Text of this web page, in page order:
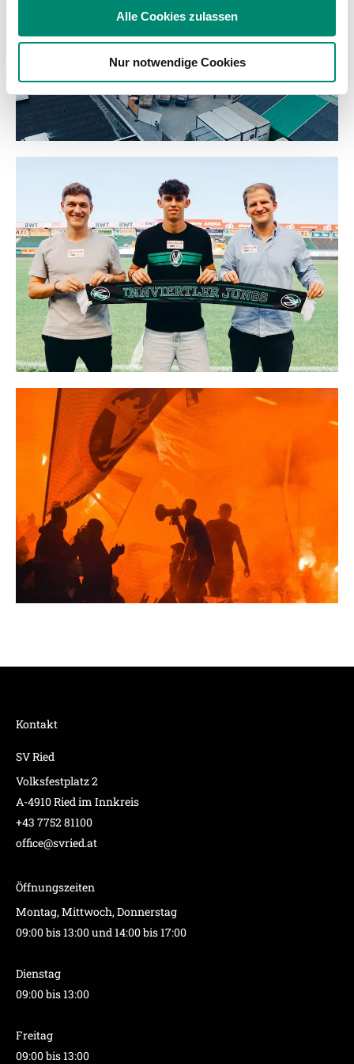
Partner führen diese Informationen möglicherweise mit
weiteren Daten zusammen, die Sie ihnen bereitgestellt
haben oder die sie im Rahmen Ihrer Nutzung der Dienste
gesammelt haben.
Weitere Details, insbesondere zu Speicherdauer und
Empfänger entnehmen Sie unserer
Alle Cookies zulassen
Nur notwendige Cookies
Kontakt
SV Ried
Volksfestplatz 2
A-4910 Ried im Innkreis
+43 7752 81100
office@svried.at
Öffnungszeiten
Montag, Mittwoch, Donnerstag
09:00 bis 13:00 und 14:00 bis 17:00
Dienstag
09:00 bis 13:00
Freitag
09:00 bis 13:00